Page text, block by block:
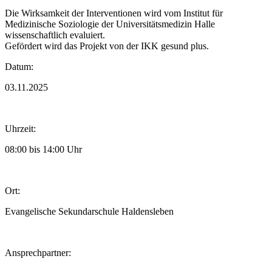
Die Wirksamkeit der Interventionen wird vom Institut für
Medizinische Soziologie der Universitätsmedizin Halle
wissenschaftlich evaluiert.
Gefördert wird das Projekt von der IKK gesund plus.
Datum:
03.11.2025
Uhrzeit:
08:00 bis 14:00 Uhr
Ort:
Evangelische Sekundarschule Haldensleben
Ansprechpartner: